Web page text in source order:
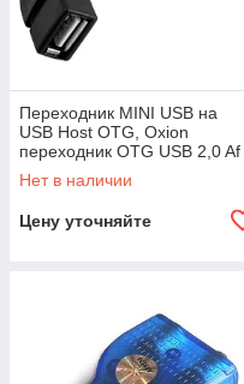
Переходник MINI USB на
USB Host OTG, Oxion
переходник OTG USB 2,0 Af
to mini-USB Bm, 0.15м,
Черный
Нет в наличии
Цену уточняйте